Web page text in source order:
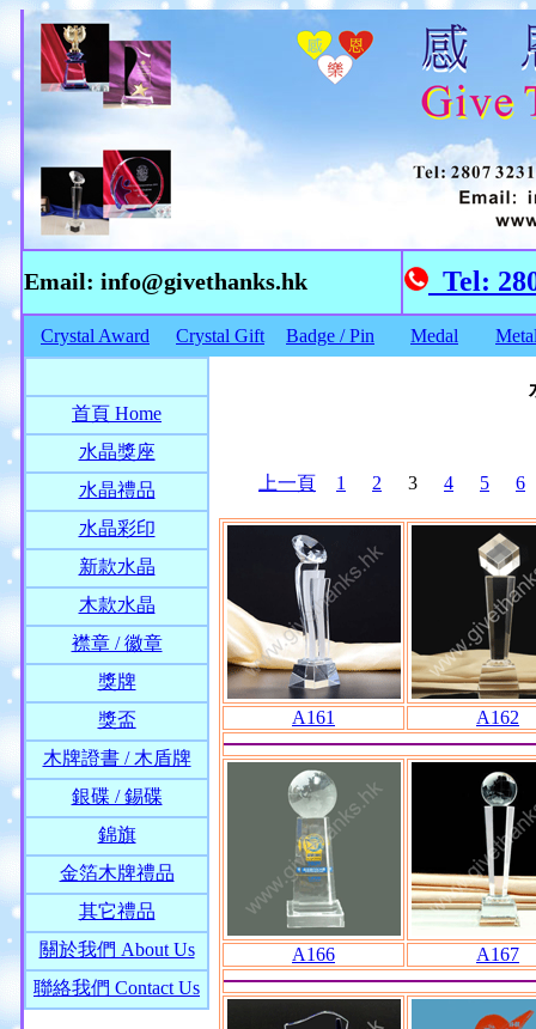
Email: info@givethanks.hk Tel:
Crystal Award Crystal Gift Badge / Pin Medal
首頁 Home
水晶獎座
水晶禮品
水晶彩印
新款水晶
木款水晶
襟章 / 徽章
獎牌
獎盃
木牌證書 / 木盾牌
銀碟 / 錫碟
錦旗
金箔木牌禮品
其它禮品
關於我們 About Us
聯絡我們 Contact Us
上一頁 1 2 3 4 5 6
A161 A162
A166 A167